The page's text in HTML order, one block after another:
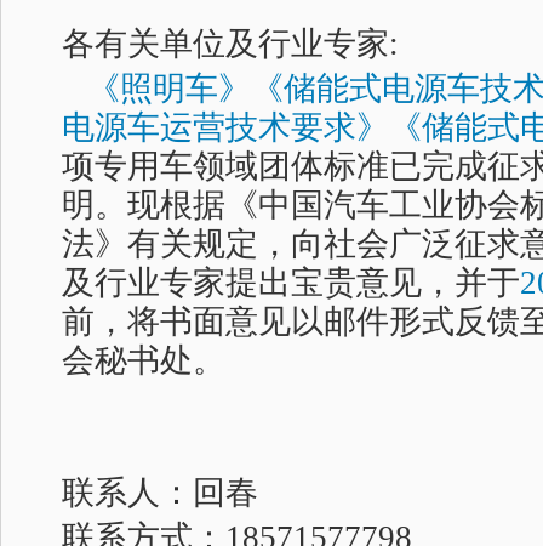
各有关单位及行业专家:
《照明车》《储能式电源车技
电源车运营技术要求》《储能式
项专用车领域团体标准已完成征
明。现根据《中国汽车工业协会
法》有关规定，向社会广泛征求
及行业专家提出宝贵意见，并于
前，将书面意见以邮件形式反馈
会秘书处。
联系人：回春
联系方式：18571577798